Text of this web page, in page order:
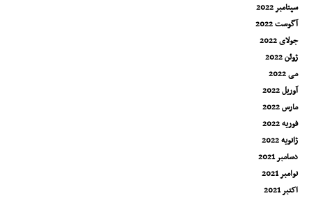
سپتامبر 2022
آگوست 2022
جولای 2022
ژوئن 2022
می 2022
آوریل 2022
مارس 2022
فوریه 2022
ژانویه 2022
دسامبر 2021
نوامبر 2021
اکتبر 2021